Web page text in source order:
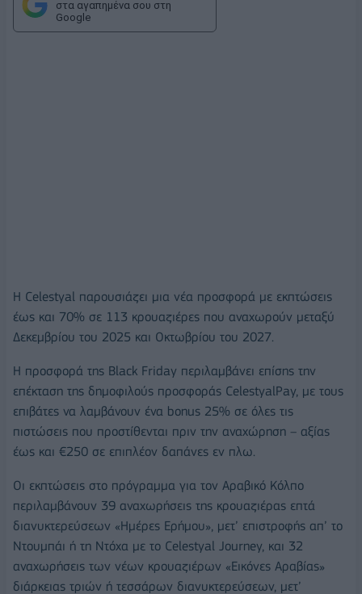
στα αγαπημένα σου στη
Google
Η Celestyal παρουσιάζει μια νέα προσφορά με εκπτώσεις
έως και 70% σε 113 κρουαζιέρες που αναχωρούν μεταξύ
Δεκεμβρίου του 2025 και Οκτωβρίου του 2027.
Η προσφορά της Black Friday περιλαμβάνει επίσης την
επέκταση της δημοφιλούς προσφοράς CelestyalPay, με τους
επιβάτες να λαμβάνουν ένα bonus 25% σε όλες τις
πιστώσεις που προστίθενται πριν την αναχώρηση – αξίας
έως και €250 σε επιπλέον δαπάνες εν πλω.
Οι εκπτώσεις στο πρόγραμμα για τον Αραβικό Κόλπο
περιλαμβάνουν 39 αναχωρήσεις της κρουαζιέρας επτά
διανυκτερεύσεων «Ημέρες Ερήμου», μετ’ επιστροφής απ’ το
Ντουμπάι ή τη Ντόχα με το Celestyal Journey, και 32
αναχωρήσεις των νέων κρουαζιέρων «Εικόνες Αραβίας»
διάρκειας τριών ή τεσσάρων διανυκτερεύσεων, μετ’